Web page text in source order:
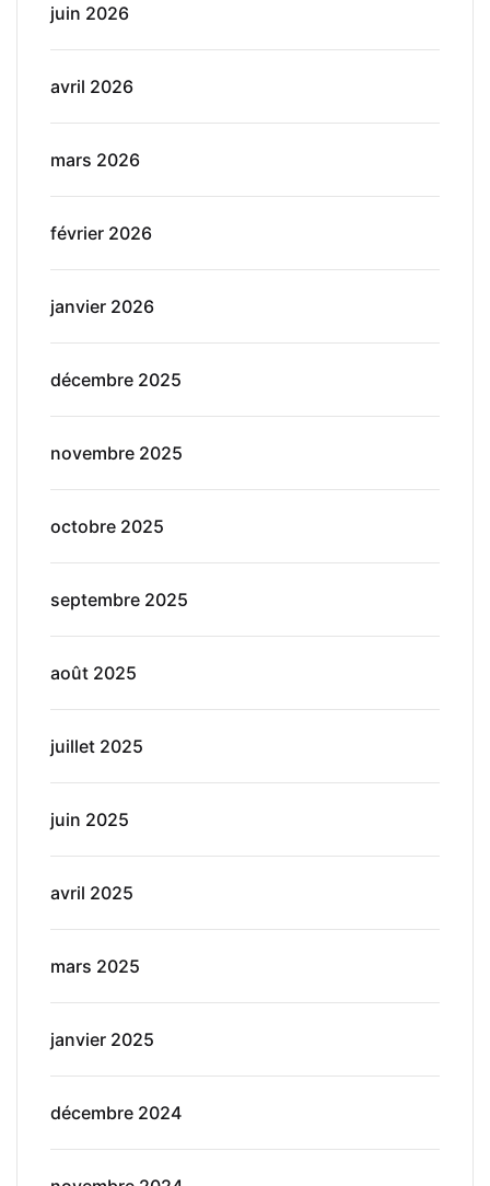
juin 2026
avril 2026
mars 2026
février 2026
janvier 2026
décembre 2025
novembre 2025
octobre 2025
septembre 2025
août 2025
juillet 2025
juin 2025
avril 2025
mars 2025
janvier 2025
décembre 2024